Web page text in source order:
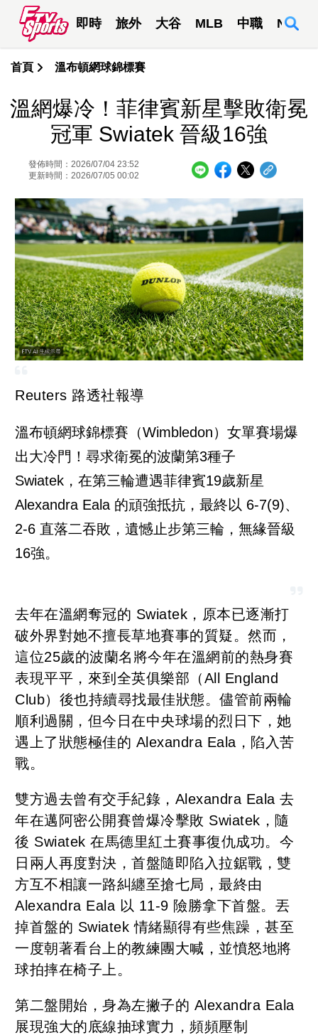
即時 旅外 大谷 MLB 中職 NBA
首頁 溫布頓網球錦標賽
溫網爆冷！菲律賓新星擊敗衛冕
冠軍 Swiatek 晉級16強
發佈時間：2026/07/04 23:52
更新時間：2026/07/05 00:02
Reuters 路透社報導
溫布頓網球錦標賽（Wimbledon）女單賽場爆
出大冷門！尋求衛冕的波蘭第3種子
Swiatek，在第三輪遭遇菲律賓19歲新星
Alexandra Eala 的頑強抵抗，最終以 6-7(9)、
2-6 直落二吞敗，遺憾止步第三輪，無緣晉級
16強。
去年在溫網奪冠的 Swiatek，原本已逐漸打
破外界對她不擅長草地賽事的質疑。然而，
這位25歲的波蘭名將今年在溫網前的熱身賽
表現平平，來到全英俱樂部（All England
Club）後也持續尋找最佳狀態。儘管前兩輪
順利過關，但今日在中央球場的烈日下，她
遇上了狀態極佳的 Alexandra Eala，陷入苦
戰。
雙方過去曾有交手紀錄，Alexandra Eala 去
年在邁阿密公開賽曾爆冷擊敗 Swiatek，隨
後 Swiatek 在馬德里紅土賽事復仇成功。今
日兩人再度對決，首盤隨即陷入拉鋸戰，雙
方互不相讓一路糾纏至搶七局，最終由
Alexandra Eala 以 11-9 險勝拿下首盤。丟
掉首盤的 Swiatek 情緒顯得有些焦躁，甚至
一度朝著看台上的教練團大喊，並憤怒地將
球拍摔在椅子上。
第二盤開始，身為左撇子的 Alexandra Eala
展現強大的底線抽球實力，頻頻壓制